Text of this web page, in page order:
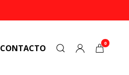
CONTACTO 0